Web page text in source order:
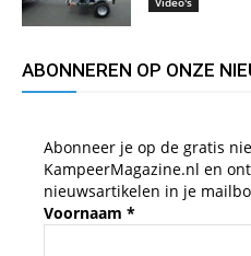
ABONNEREN OP ONZE
Abonneer je op de gratis
KampeerMagazine.nl en
nieuwsartikelen in je
Voornaam *